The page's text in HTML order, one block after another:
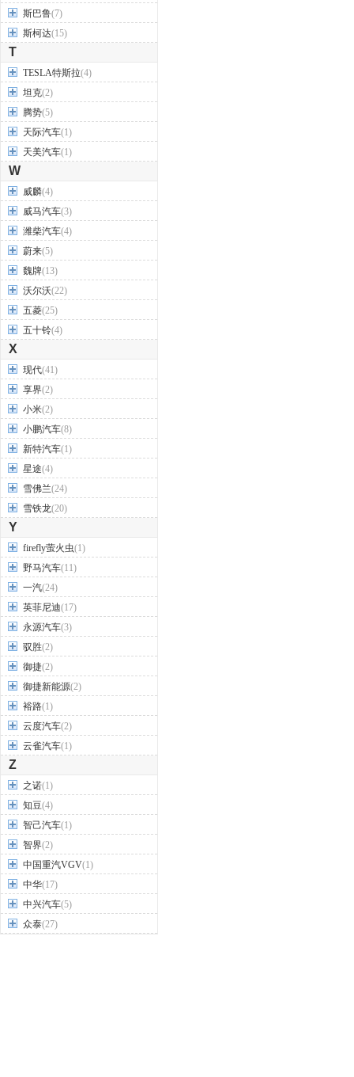
斯巴鲁(7)
斯柯达(15)
T
TESLA特斯拉(4)
坦克(2)
腾势(5)
天际汽车(1)
天美汽车(1)
W
威麟(4)
威马汽车(3)
潍柴汽车(4)
蔚来(5)
魏牌(13)
沃尔沃(22)
五菱(25)
五十铃(4)
X
现代(41)
享界(2)
小米(2)
小鹏汽车(8)
新特汽车(1)
星途(4)
雪佛兰(24)
雪铁龙(20)
Y
firefly萤火虫(1)
野马汽车(11)
一汽(24)
英菲尼迪(17)
永源汽车(3)
驭胜(2)
御捷(2)
御捷新能源(2)
裕路(1)
云度汽车(2)
云雀汽车(1)
Z
之诺(1)
知豆(4)
智己汽车(1)
智界(2)
中国重汽VGV(1)
中华(17)
中兴汽车(5)
众泰(27)